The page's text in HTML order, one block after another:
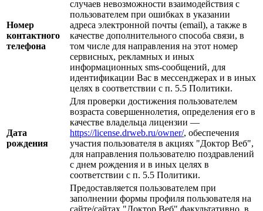
Номер
контактного
телефона
случаев невозможности взаимодействия с
пользователем при ошибках в указании
адреса электронной почты (email), а также в
качестве дополнительного способа связи, в
том числе для направления на этот номер
сервисных, рекламных и иных
информационных sms-сообщений, для
идентификации Вас в мессенджерах и в иных
целях в соответствии с п. 5.5 Политики.
Дата
рождения
Для проверки достижения пользователем
возраста совершеннолетия, определения его в
качестве владельца лицензии —
https://license.drweb.ru/owner/, обеспечения
участия пользователя в акциях "Доктор Веб",
для направления пользователю поздравлений
с днем рождения и в иных целях в
соответствии с п. 5.5 Политики.
Предоставляется пользователем при
заполнении формы профиля пользователя на
сайте/сайтах "Доктор Веб" факультативно, в